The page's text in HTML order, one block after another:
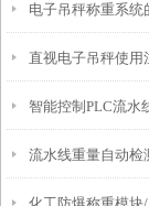
法？
电子吊秤称重系统
直视电子吊秤使用
智能控制PLC流水
流水线重量自动检